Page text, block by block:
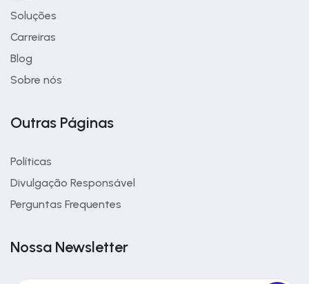
Soluções
Carreiras
Blog
Sobre nós
Outras Páginas
Políticas
Divulgação Responsável
Perguntas Frequentes
Nossa Newsletter